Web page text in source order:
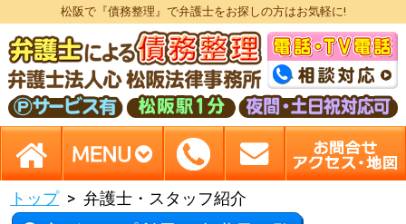
松阪で『債務整理』で弁護士をお探しの方はお気軽に!
トップ 弁護士・スタッフ紹介